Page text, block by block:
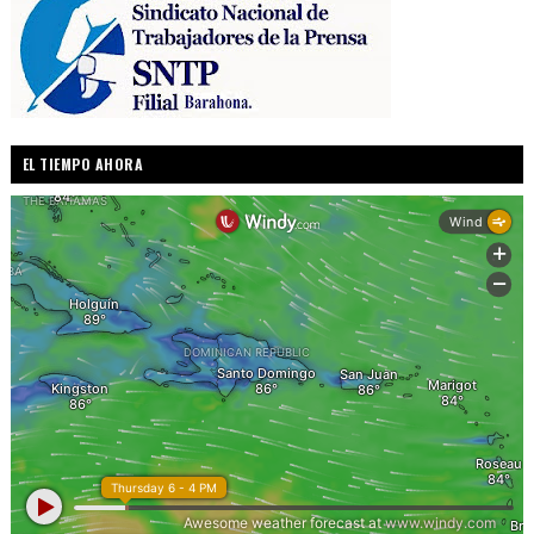
EL TIEMPO AHORA